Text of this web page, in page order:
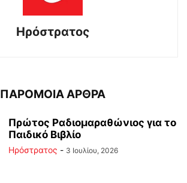
Ηρόστρατος
ΠΑΡΟΜΟΙΑ ΑΡΘΡΑ
Πρώτος Ραδιομαραθώνιος για το
Παιδικό Βιβλίο
Ηρόστρατος - 3 Ιουλίου, 2026